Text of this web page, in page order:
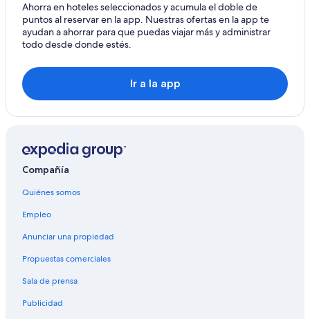
Ahorra en hoteles seleccionados y acumula el doble de
puntos al reservar en la app. Nuestras ofertas en la app te
ayudan a ahorrar para que puedas viajar más y administrar
todo desde donde estés.
Ir a la app
Compañía
Quiénes somos
Empleo
Anunciar una propiedad
Propuestas comerciales
Sala de prensa
Publicidad